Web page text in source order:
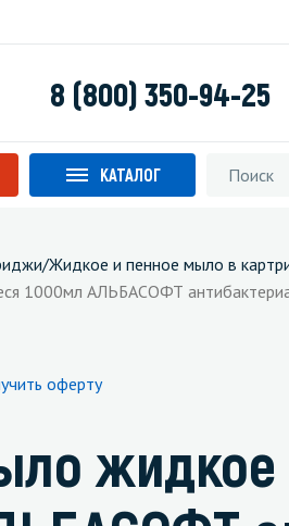
8 (800) 350-94-25
КАТАЛОГ
/Жидкое и пенное мыло в
1000мл АЛЬБАСОФТ
оферту
жидкое